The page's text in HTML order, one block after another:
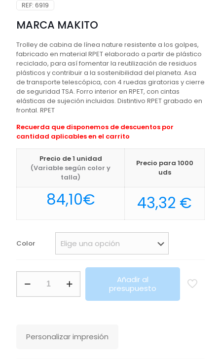
REF: 6919
MARCA MAKITO
Trolley de cabina de línea nature resistente a los golpes,
fabricado en material RPET elaborado a partir de plástico
reciclado, para así fomentar la reutilización de residuos
plásticos y contribuir a la sostenibilidad del planeta. Asa
de transporte telescópica, con 4 ruedas giratorias y cierre
de seguridad TSA. Forro interior en RPET, con cintas
elásticas de sujeción incluidas. Distintivo RPET grabado en
frontal. RPET
Recuerda que disponemos de descuentos por
cantidad aplicables en el carrito
Precio de 1 unidad
(Variable según color y
talla)
Precio para 1000
uds
84,10€ 43,32 €
Color
Dacrux
Makito
Añadir al
presupuesto
Personalizar impresión